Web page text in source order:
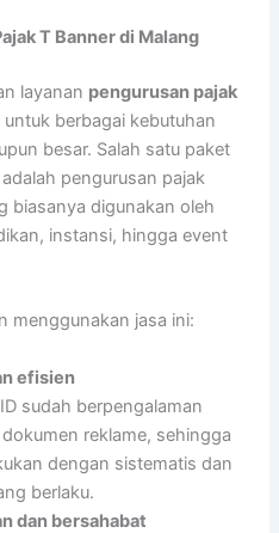
T Banner di Malang
layanan pengurusan pajak
untuk berbagai kebutuhan
besar. Salah satu paket
pengurusan pajak
biasanya digunakan oleh
instansi, hingga event
menggunakan jasa ini:
efisien
sudah berpengalaman
reklame, sehingga
dengan sistematis dan
berlaku.
dan bersahabat